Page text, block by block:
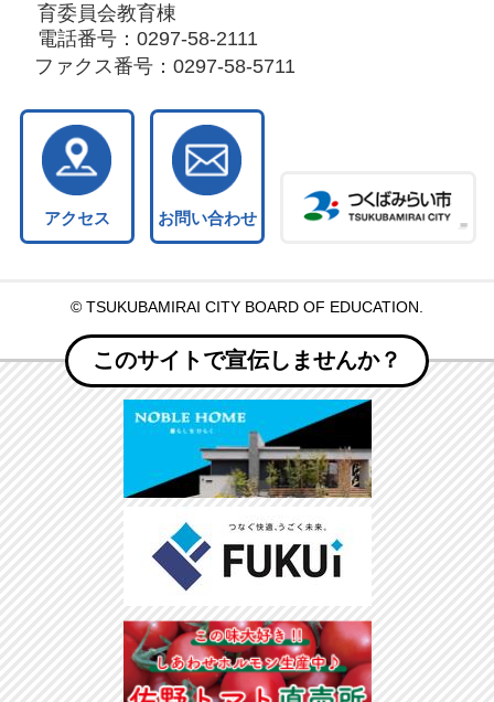
育委員会教育棟
電話番号： 0297-58-2111
ファクス番号：0297-58-5711
アクセス お問い合わせ
© TSUKUBAMIRAI CITY BOARD OF EDUCATION.
このサイトで宣伝しませんか？